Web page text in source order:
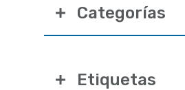
Categorías
Etiquetas